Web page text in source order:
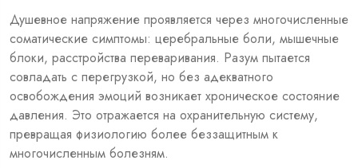
Душевное напряжение проявляется через многочисленные
соматические симптомы: церебральные боли, мышечные
блоки, расстройства переваривания. Разум пытается
совладать с перегрузкой, но без адекватного
освобождения эмоций возникает хроническое состояние
давления. Это отражается на охранительную систему,
превращая физиологию более беззащитным к
многочисленным болезням.